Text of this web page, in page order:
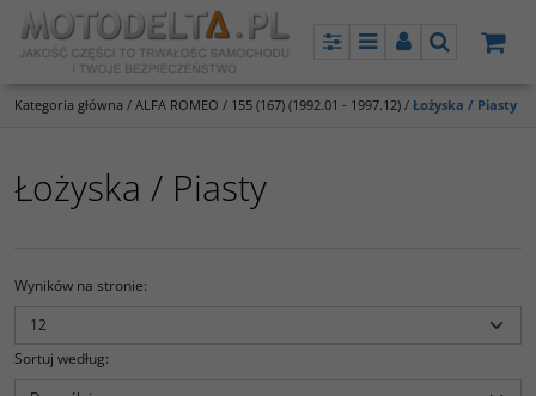
PanelMenuPanelSzukaj
Kategoria główna / ALFA ROMEO / 155 (167) (1992.01 - 1997.12) / Łożyska / Piasty
Łożyska / Piasty
Wyników na stronie:
Sortuj według: